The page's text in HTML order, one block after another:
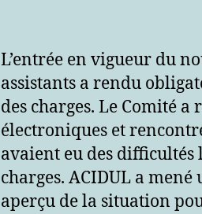
L’entrée en vigueur du
assistants a rendu
des charges. Le Comité
électroniques et
avaient eu des difficultés
charges. ACIDUL a
aperçu de la situation